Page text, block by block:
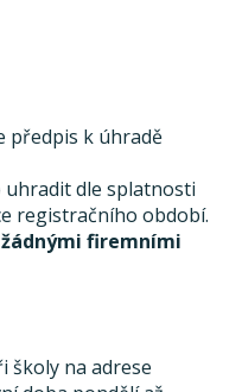
předpis k úhradě
dle splatnosti
registračního období.
firemními
školy na adrese